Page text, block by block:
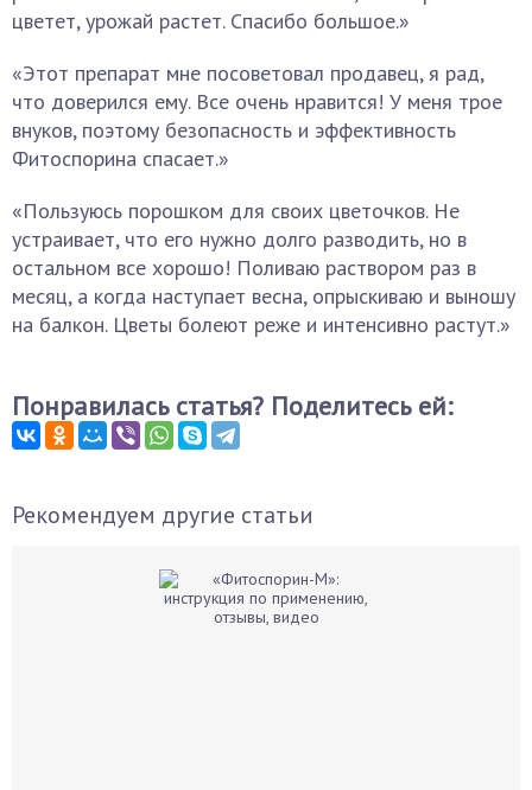
цветет, урожай растет. Спасибо большое.»
«Этот препарат мне посоветовал продавец, я рад,
что доверился ему. Все очень нравится! У меня трое
внуков, поэтому безопасность и эффективность
Фитоспорина спасает.»
«Пользуюсь порошком для своих цветочков. Не
устраивает, что его нужно долго разводить, но в
остальном все хорошо! Поливаю раствором раз в
месяц, а когда наступает весна, опрыскиваю и выношу
на балкон. Цветы болеют реже и интенсивно растут.»
Понравилась статья? Поделитесь ей:
Рекомендуем другие статьи